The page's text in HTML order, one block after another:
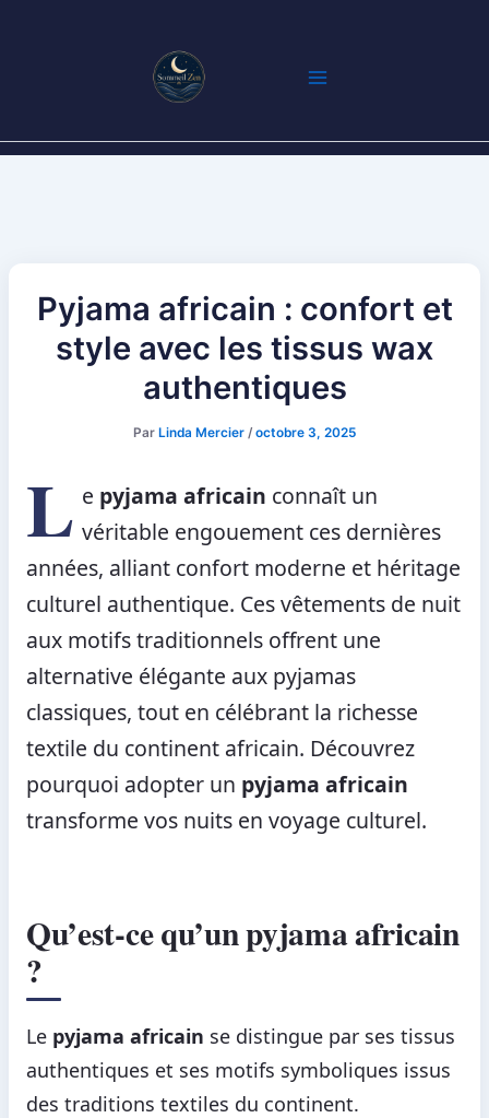
Pyjama africain : confort et
style avec les tissus wax
authentiques
Par Linda Mercier / octobre 3, 2025
L e pyjama africain connaît un
véritable engouement ces dernières
années, alliant confort moderne et héritage
culturel authentique. Ces vêtements de nuit
aux motifs traditionnels offrent une
alternative élégante aux pyjamas
classiques, tout en célébrant la richesse
textile du continent africain. Découvrez
pourquoi adopter un pyjama africain
transforme vos nuits en voyage culturel.
Qu’est-ce qu’un pyjama africain
?
Le pyjama africain se distingue par ses tissus
authentiques et ses motifs symboliques issus
des traditions textiles du continent.